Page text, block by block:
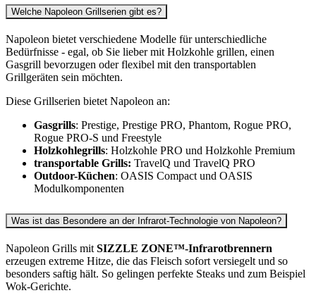
Welche Napoleon Grillserien gibt es?
Napoleon bietet verschiedene Modelle für unterschiedliche
Bedürfnisse - egal, ob Sie lieber mit Holzkohle grillen, einen
Gasgrill bevorzugen oder flexibel mit den transportablen
Grillgeräten sein möchten.
Diese Grillserien bietet Napoleon an:
Gasgrills: Prestige, Prestige PRO, Phantom, Rogue PRO,
Rogue PRO-S und Freestyle
Holzkohlegrills: Holzkohle PRO und Holzkohle Premium
transportable Grills: TravelQ und TravelQ PRO
Outdoor-Küchen: OASIS Compact und OASIS
Modulkomponenten
Was ist das Besondere an der Infrarot-Technologie von Napoleon?
Napoleon Grills mit SIZZLE ZONE™-Infrarotbrennern
erzeugen extreme Hitze, die das Fleisch sofort versiegelt und so
besonders saftig hält. So gelingen perfekte Steaks und zum Beispiel
Wok-Gerichte.